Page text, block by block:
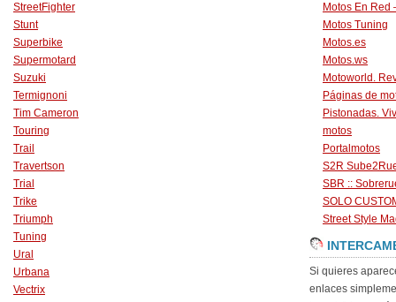
StreetFighter
Stunt
Superbike
Supermotard
Suzuki
Termignoni
Tim Cameron
Touring
Trail
Travertson
Trial
Trike
Triumph
Tuning
Ural
Urbana
Vectrix
Motos En Red
Motos Tuning
Motos.es
Motos.ws
Motoworld.
Páginas de
Pistonadas.
motos
Portalmotos
S2R
SBR ::
SOLO
Street Style
Si quieres
enlaces